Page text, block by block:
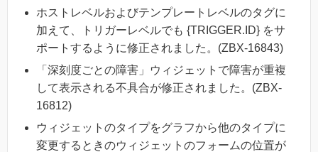
ホストレベルおよびテンプレートレベルのタグに
加えて、トリガーレベルでも {TRIGGER.ID} をサ
ポートするように修正されました。(ZBX-16843)
「深刻度ごとの障害」ウィジェットで障害が重複
して表示される不具合が修正されました。(ZBX-
16812)
ウィジェットのタイプをグラフから他のタイプに
変更するときのウィジェットのフォームの位置が